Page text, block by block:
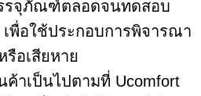
รจุภัณฑ์ตลอดจนทดสอบ
พื่อใช้ประกอบการพิจารณา
อเสียหาย
ค้าเป็นไปตามที่ Ucomfort